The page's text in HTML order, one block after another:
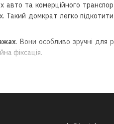
авто та комерційного
Такий домкрат легко
. Вони особливо зручні для
фіксація.